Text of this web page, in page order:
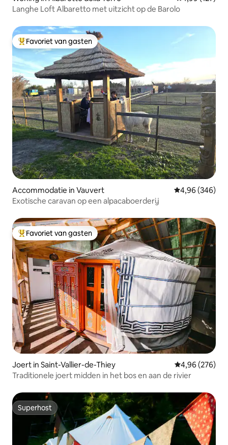
Langhe Loft Albaretto met uitzicht op de Barolo
Topfavoriet van gasten
Favoriet van gasten
Accommodatie in Vauvert Gemiddelde
4,96 (346)
Exotische caravan op een alpacaboerderij
Topfavoriet van gasten
Favoriet van gasten
Joert in Saint-Vallier-de-Thiey Gemiddelde
4,96 (276)
Traditionele joert midden in het bos en aan de rivier
Superhost
Superhost